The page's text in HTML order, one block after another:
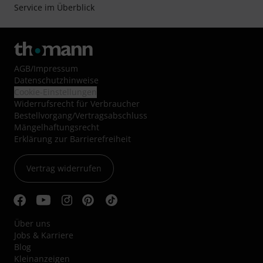
Service im Überblick
AGB/Impressum
Datenschutzhinweise
Widerrufsrecht für Verbraucher
Bestellvorgang/Vertragsabschluss
Mängelhaftungsrecht
Erklärung zur Barrierefreiheit
Vertrag widerrufen
Über uns
Jobs & Karriere
Blog
Kleinanzeigen